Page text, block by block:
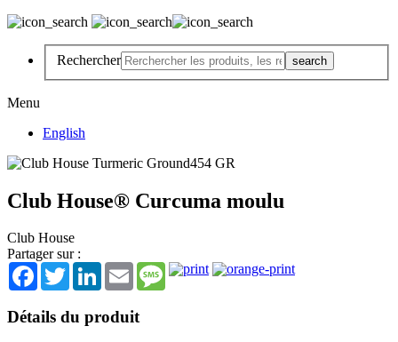
Rechercher
Menu
English
Club House® Curcuma moulu
Club House
Partager sur :
Facebook
TwitterLinkedInEmail Message
Détails du produit